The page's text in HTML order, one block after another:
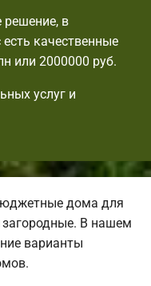
в
качественные
или 2000000 руб.
услуг и
дома для
загородные. В нашем
варианты